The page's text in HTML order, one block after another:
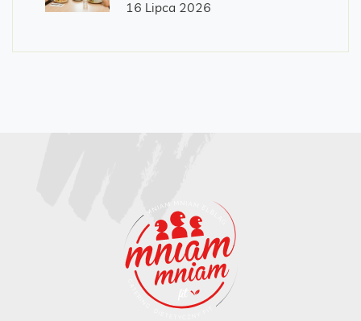
16 Lipca 2026